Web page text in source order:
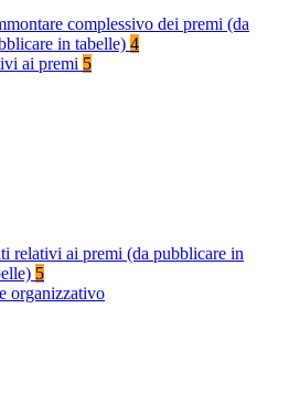
complessivo dei premi (da
in tabelle) 4
ai premi 5
relativi ai premi (da pubblicare in
5
organizzativo